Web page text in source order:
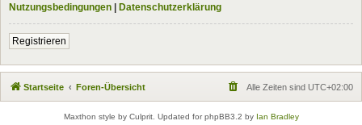
Nutzungsbedingungen | Datenschutzerklärung
Registrieren
Startseite Foren-Übersicht Alle Zeiten sind UTC+02:00
Maxthon style by Culprit. Updated for phpBB3.2 by Ian Bradley